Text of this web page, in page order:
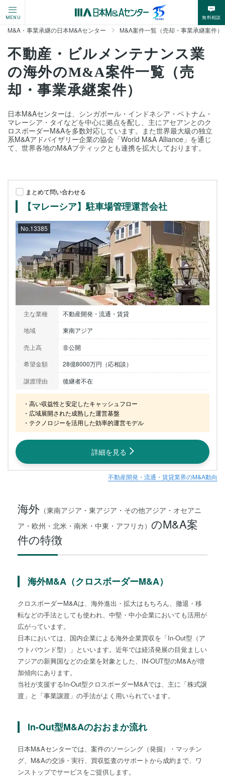
MENU 無料相談
M&A・事業承継の日本M&Aセンター M&A案件一覧（売却・事業承継案件）
不動産・ビルメンテナンス業
の海外のM&A案件一覧（売
却・事業承継案件）
日本M&Aセンターは、シンガポール・インドネシア・ベトナム・
マレーシア・タイなどを中心に拠点を配し、主にアセアンとのク
ロスボーダーM&Aを多数対応しています。また世界最大級の独立
系M&Aアドバイザリー企業の協会「World M&A Alliance」を通じ
て、世界各地のM&Aブティックとも連携を拡大しております。
まとめて問い合わせる
【マレーシア】駐車場管理運営会社
No.13385
主な業種
不動産開発・流通・賃貸
地域
東南アジア
売上高
非公開
希望金額
28億8000万円（応相談）
譲渡理由
後継者不在
・高い収益性と安定したキャッシュフロー
・広域展開された成熟した運営基盤
・テクノロジーを活用した効率的運営モデル
詳細を見る
不動産開発・流通・賃貸業界のM&A動向
海外 （東南アジア・東アジア・その他アジア・オセアニ
ア・欧州・北米・南米・中東・アフリカ） のM&A案
件の特徴
海外M&A（クロスボーダーM&A）
クロスボーダーM&Aは、海外進出・拡大はもちろん、撤退・移
転などの手法としても使われ、中堅・中小企業においても活用が
広がっています。
日本においては、国内企業による海外企業買収を「In-Out型（ア
ウトバウンド型）」といいます。近年では経済発展の目覚ましい
アジアの新興国などの企業を対象とした、IN-OUT型のM&Aが増
加傾向にあります。
当社が支援するIn-Out型クロスボーダーM&Aでは、主に「株式譲
渡」と「事業譲渡」の手法がよく用いられています。
In-Out型M&Aのおおまか流れ
日本M&Aセンターでは、案件のソーシング（発掘）・マッチン
グ、M&Aの交渉・実行、買収監査のサポートから成約まで、ワ
ンストップでサービスをご提供します。